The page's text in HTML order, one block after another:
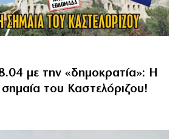
με την «δημοκρατία»: Η
του Καστελόριζου!